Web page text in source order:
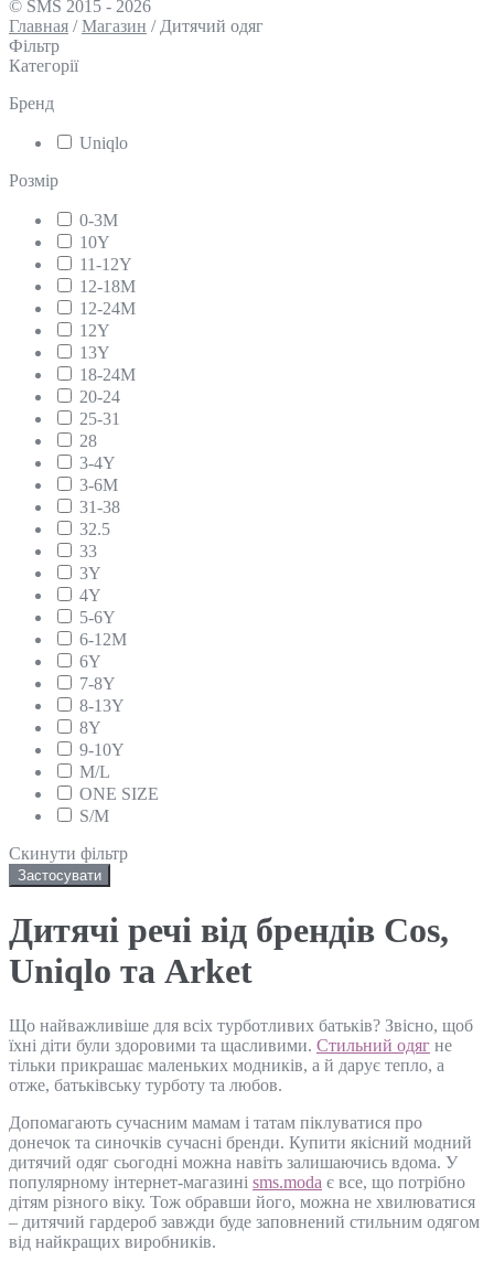
© SMS 2015 - 2026
Главная /Магазин / Дитячий одяг
Фільтр
Категорії
Бренд
Uniqlo
Розмір
0-3М
10Y
11-12Y
12-18М
12-24M
12Y
13Y
18-24М
20-24
25-31
28
3-4Y
3-6М
31-38
32.5
33
3Y
4Y
5-6Y
6-12М
6Y
7-8Y
8-13Y
8Y
9-10Y
M/L
ONE SIZE
S/M
Скинути фільтр
Застосувати
Дитячі речі від брендів Cos,
Uniqlo та Arket
Що найважливіше для всіх турботливих батьків? Звісно, щоб
їхні діти були здоровими та щасливими. Стильний одяг не
тільки прикрашає маленьких модників, а й дарує тепло, а
отже, батьківську турботу та любов.
Допомагають сучасним мамам і татам піклуватися про
донечок та синочків сучасні бренди. Купити якісний модний
дитячий одяг сьогодні можна навіть залишаючись вдома. У
популярному інтернет-магазині sms.moda є все, що потрібно
дітям різного віку. Тож обравши його, можна не хвилюватися
– дитячий гардероб завжди буде заповнений стильним одягом
від найкращих виробників.